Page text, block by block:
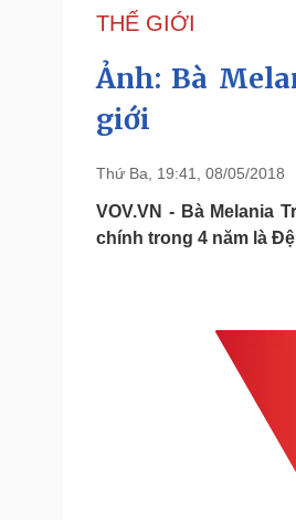
Đảng
Tổ chức nhân sự
Quốc hội
Nhận diện sự thật
Pháp luật
Tin nóng
Tư vấn luật
Dinh dưỡng - món ngon
THẾ GIỚI
Ảnh: Bà
giới
Thứ Ba, 19:41, 08/05/2018
VOV.VN - Bà Melania
chính trong 4 năm là